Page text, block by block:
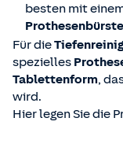
besten mit
Für die
spezielles
Tablettenform,
wird.
Hier legen Sie die